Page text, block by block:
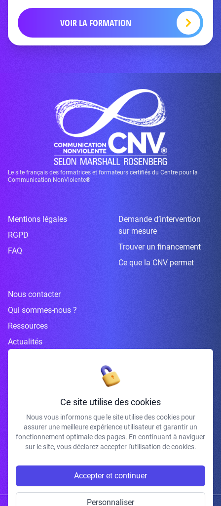
VOIR LA FORMATION
Le site français des formatrices et formateurs certifiés du Centre pour la
Communication NonViolente®
Mentions légales
RGPD
FAQ
Demande d’intervention
sur mesure
Trouver un financement
Ce que la CNV permet
Nous contacter
Qui sommes-nous ?
Ressources
Actualités
Inscrivez-vous à la newsletter
J'accepte de recevoir vos e-mails et confirme avoir pris connaissance de
votre politique de confidentialité et mentions légales.
Ce site utilise des cookies
Nous vous informons que le site utilise des cookies pour
assurer une meilleure expérience utilisateur et garantir un
fonctionnement optimale des pages. En continuant à naviguer
sur le site, vous déclarez accepter l'utilisation de cookies.
Accepter et continuer
Personnaliser